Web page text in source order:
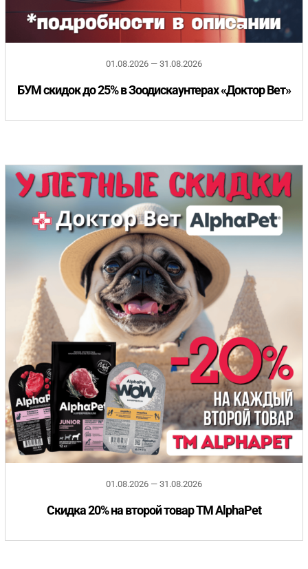
01.08.2026 — 31.08.2026
БУМ скидок до 25% в Зоодискаунтерах «Доктор Вет»
01.08.2026 — 31.08.2026
Скидка 20% на второй товар ТМ AlphaPet